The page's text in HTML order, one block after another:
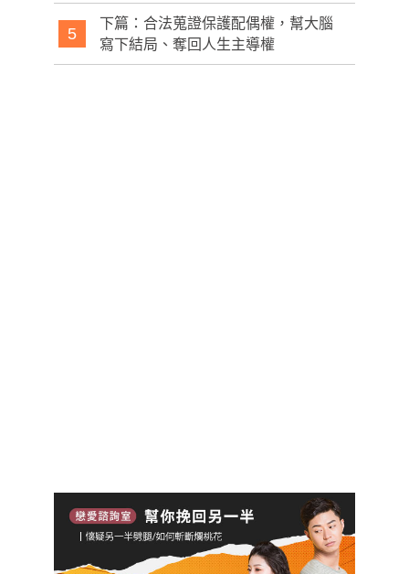
5
下篇：合法蒐證保護配偶權，幫大腦
寫下結局、奪回人生主導權